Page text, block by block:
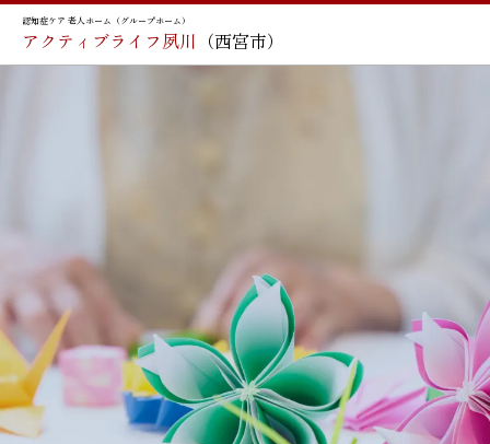
認知症ケア 老人ホーム（グループホーム）
アクティブライフ夙川 （西宮市）